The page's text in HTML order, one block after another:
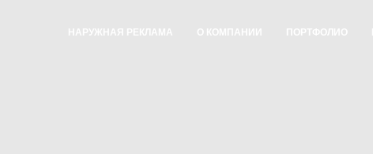
НАРУЖНАЯ РЕКЛАМА О КОМПАНИИ ПОРТФОЛИО